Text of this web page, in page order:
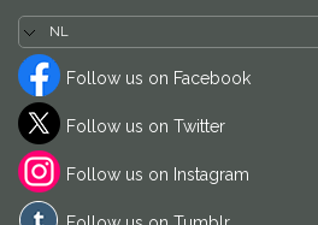
Follow us on Facebook
Follow us on Twitter
Follow us on Instagram